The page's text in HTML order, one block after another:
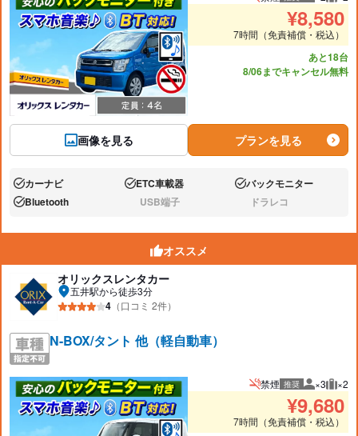
画像を見る
¥8,580
7時間（免責補償・税込）
あと18台
8/06までキャンセル無料
プランを見る
あり:カーナビ あり:ETC車載器 あり:バックモニター
あり:Bluetooth なし:USB端子 なし:ドラレコ
オススメ
オリックスレンタカー
五井駅から徒歩3分
4 （口コミ 2件）
N-BOX/タント 他（軽自動車）
禁煙 推奨 推奨人数
×3 推奨
×2
¥9,680
7時間（免責補償・税込）